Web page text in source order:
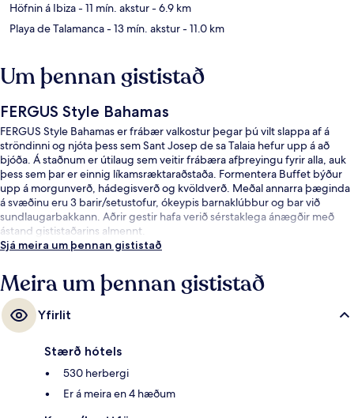
Höfnin á Ibiza- 11 mín. akstur- 6.9 km
Playa de Talamanca- 13 mín. akstur- 11.0 km
Um þennan gististað
FERGUS Style Bahamas
FERGUS Style Bahamas er frábær valkostur þegar þú vilt slappa af á
ströndinni og njóta þess sem Sant Josep de sa Talaia hefur upp á að
bjóða. Á staðnum er útilaug sem veitir frábæra afþreyingu fyrir alla, auk
þess sem þar er einnig líkamsræktaraðstaða. Formentera Buffet býður
upp á morgunverð, hádegisverð og kvöldverð. Meðal annarra þæginda
á svæðinu eru 3 barir/setustofur, ókeypis barnaklúbbur og bar við
sundlaugarbakkann. Aðrir gestir hafa verið sérstaklega ánægðir með
ástand gististaðarins almennt.
Sjá meira um þennan gististað
Meira um þennan gististað
Yfirlit
Stærð hótels
530 herbergi
Er á meira en 4 hæðum